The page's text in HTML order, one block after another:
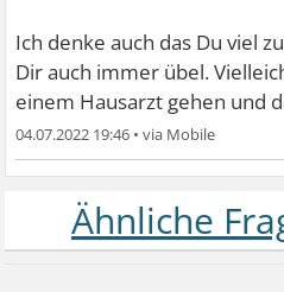
Ich denke auch das Du viel
Dir auch immer übel.
einem Hausarzt gehen und
04.07.2022 19:46 •